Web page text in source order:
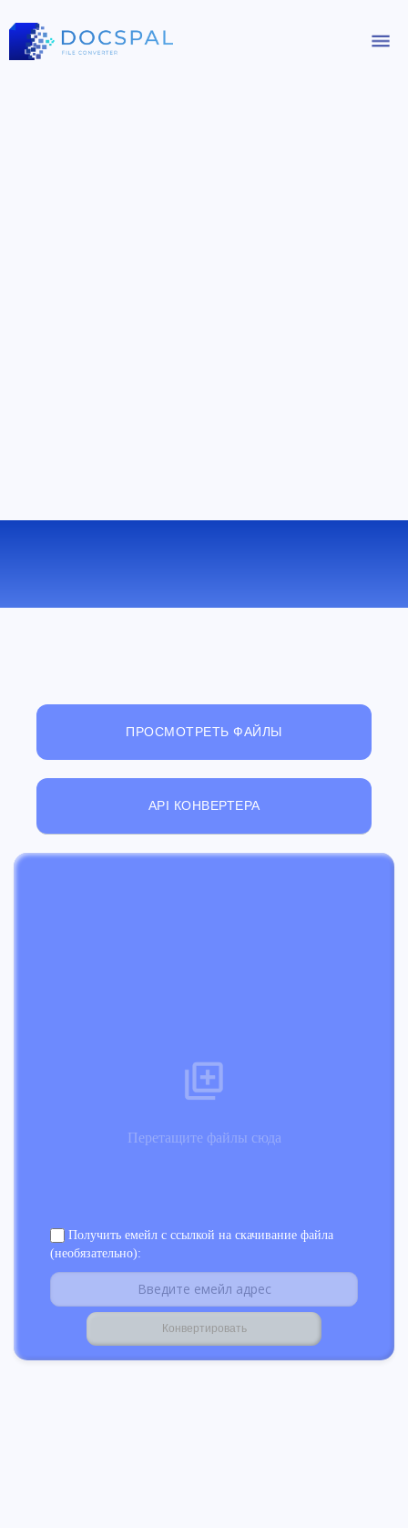
ПРОСМОТРЕТЬ ФАЙЛЫ
API КОНВЕРТЕРА
Перетащите файлы сюда
Получить емейл с ссылкой на скачивание файла
(необязательно):